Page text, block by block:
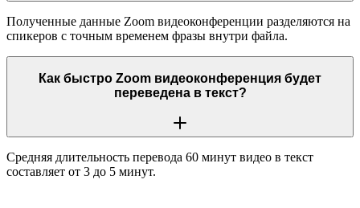
Полученные данные Zoom видеоконференции разделяются на
спикеров с точным временем фразы внутри файла.
Как быстро Zoom видеоконференция будет
переведена в текст?
Средняя длительность перевода 60 минут видео в текст
составляет от 3 до 5 минут.